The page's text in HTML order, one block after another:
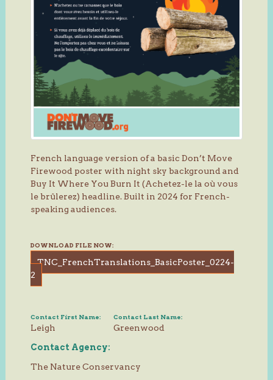
French language version of a basic Don’t Move
Firewood poster with night sky background and
Buy It Where You Burn It (Achetez-le la où vous
le brûlerez) headline. Built in 2024 for French-
speaking audiences.
DOWNLOAD FILE NOW:
TNC_FrenchTranslations_BasicPoster_0224-
2
Contact First Name:
Leigh
Contact Last Name:
Greenwood
Contact Agency:
The Nature Conservancy